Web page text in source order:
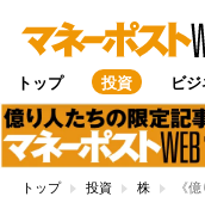
トップ 投資 ビ
トップ 投資 株 《